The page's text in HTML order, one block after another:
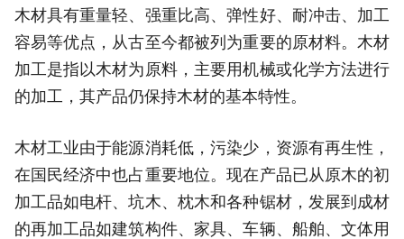
木材具有重量轻、强重比高、弹性好、耐冲击、加工
容易等优点，从古至今都被列为重要的原材料。木材
加工是指以木材为原料，主要用机械或化学方法进行
的加工，其产品仍保持木材的基本特性。
木材工业由于能源消耗低，污染少，资源有再生性，
在国民经济中也占重要地位。现在产品已从原木的初
加工品如电杆、坑木、枕木和各种锯材，发展到成材
的再加工品如建筑构件、家具、车辆、船舶、文体用